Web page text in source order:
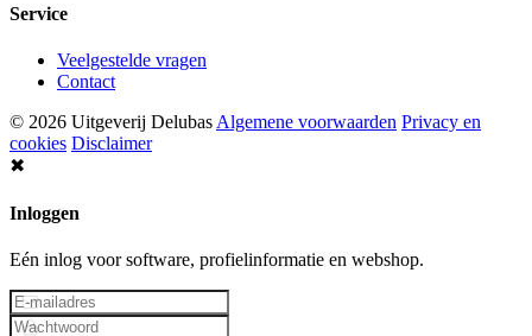
Service
Veelgestelde vragen
Contact
© 2026 Uitgeverij DelubasAlgemene voorwaarden Privacy en
cookies Disclaimer
✖
Inloggen
Eén inlog voor software, profielinformatie en webshop.